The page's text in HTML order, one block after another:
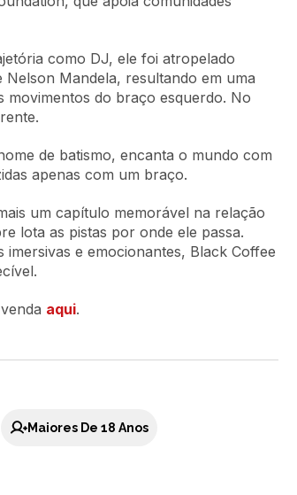
como DJ, ele foi atropelado
Mandela, resultando em uma
do braço esquerdo. No
de batismo, encanta o mundo com
apenas com um braço.
um capítulo memorável na relação
lota as pistas por onde ele passa.
e emocionantes, Black Coffee
aqui.
Maiores De 18 Anos